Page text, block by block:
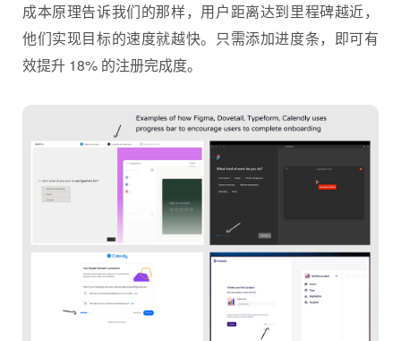
成本原理告诉我们的那样，用户距离达到里程碑越近，
他们实现目标的速度就越快。只需添加进度条，即可有
效提升 18% 的注册完成度。